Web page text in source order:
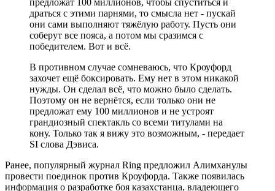
драться с этими парнями, то смысла нет - пускай
они сами выполняют тяжёлую работу. Пусть они
соберут все пояса, а потом мы сразимся с
победителем. Вот и всё.
В противном случае сомневаюсь, что Кроуфорд
захочет ещё боксировать. Ему нет в этом никакой
нужды. Он сделал всё, что можно было сделать.
Поэтому он не вернётся, если только они не
предложат ему 100 миллионов и не устроят
грандиозный спектакль со всеми титулами на
кону. Только так я вижу это возможным, - передает
SI слова Дэвиса.
Ранее, популярный журнал Ring предложил Алимханулы
провести поединок против Кроуфорда. Также появилась
информация о разработке боя казахстанца, владеющего